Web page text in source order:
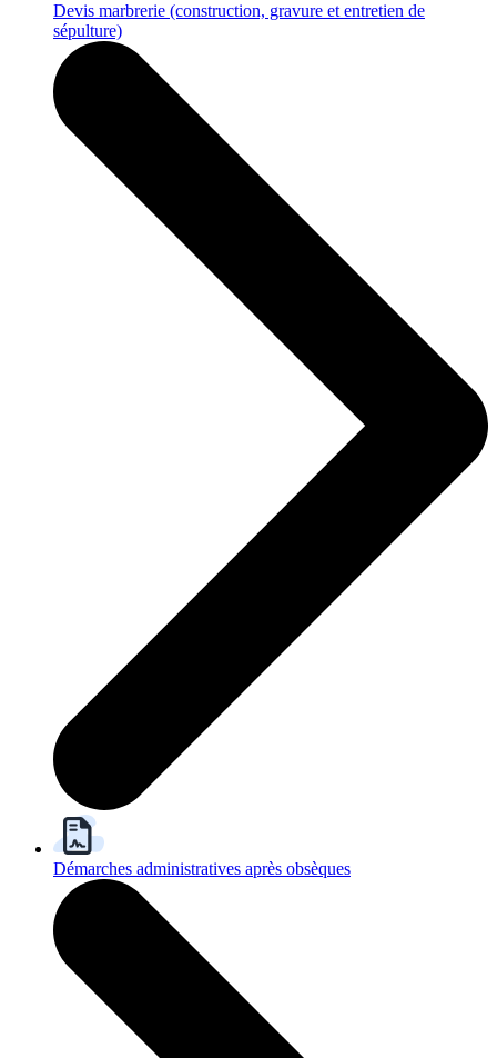
Devis marbrerie (construction, gravure et entretien de
sépulture)
Démarches administratives après obsèques